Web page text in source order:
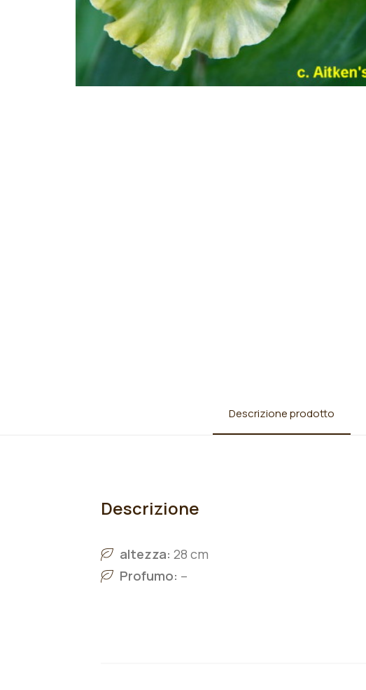
Descrizione prodotto
Descrizione
altezza: 28 cm
Profumo: –